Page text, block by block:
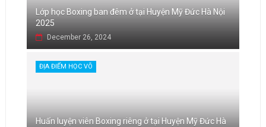
Lớp học Boxing ban đêm ở tại Huyện Mỹ Đức Hà Nội
2025
December 26, 2024
ĐỊA ĐIỂM HỌC VÕ
Huấn luyện viên Boxing riêng ở tại Huyện Mỹ Đức Hà